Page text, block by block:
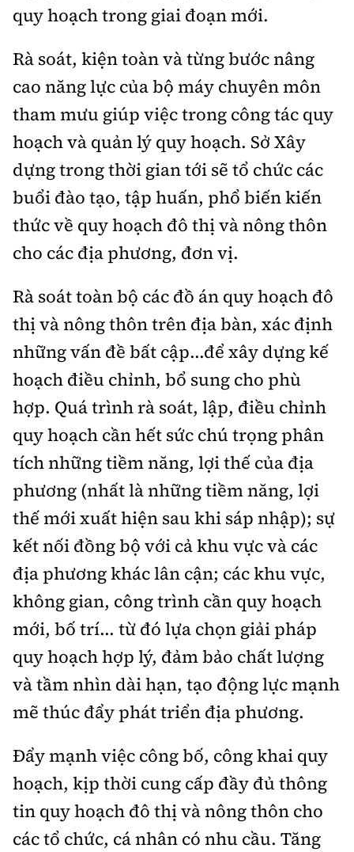
quy hoạch trong giai đoạn mới.
Rà soát, kiện toàn và từng bước nâng
cao năng lực của bộ máy chuyên môn
tham mưu giúp việc trong công tác quy
hoạch và quản lý quy hoạch. Sở Xây
dựng trong thời gian tới sẽ tổ chức các
buổi đào tạo, tập huấn, phổ biến kiến
thức về quy hoạch đô thị và nông thôn
cho các địa phương, đơn vị.
Rà soát toàn bộ các đồ án quy hoạch đô
thị và nông thôn trên địa bàn, xác định
những vấn đề bất cập...để xây dựng kế
hoạch điều chỉnh, bổ sung cho phù
hợp. Quá trình rà soát, lập, điều chỉnh
quy hoạch cần hết sức chú trọng phân
tích những tiềm năng, lợi thế của địa
phương (nhất là những tiềm năng, lợi
thế mới xuất hiện sau khi sáp nhập); sự
kết nối đồng bộ với cả khu vực và các
địa phương khác lân cận; các khu vực,
không gian, công trình cần quy hoạch
mới, bố trí... từ đó lựa chọn giải pháp
quy hoạch hợp lý, đảm bảo chất lượng
và tầm nhìn dài hạn, tạo động lực mạnh
mẽ thúc đẩy phát triển địa phương.
Đẩy mạnh việc công bố, công khai quy
hoạch, kịp thời cung cấp đầy đủ thông
tin quy hoạch đô thị và nông thôn cho
các tổ chức, cá nhân có nhu cầu. Tăng